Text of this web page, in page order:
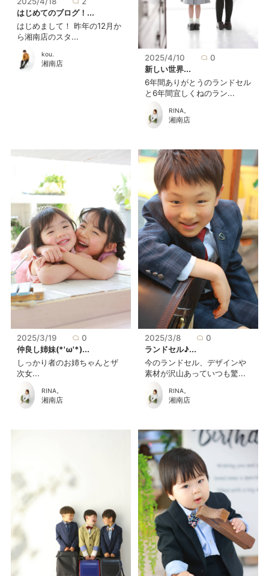
はじめてのブログ！...
はじめまして！ 昨年の12月か
ら湘南店のスタ...
kou.
湘南店
2025/4/10
0
新しい世界...
6年間ありがとうのランドセル
と6年間宜しくねのラン...
RINA。
湘南店
2025/3/19
0
仲良し姉妹(*'ω'*)...
しっかり者のお姉ちゃんとザ
次女...
RINA。
湘南店
2025/3/8
0
ランドセル♪...
今のランドセル、デザインや
素材が沢山あっていつも驚...
RINA。
湘南店